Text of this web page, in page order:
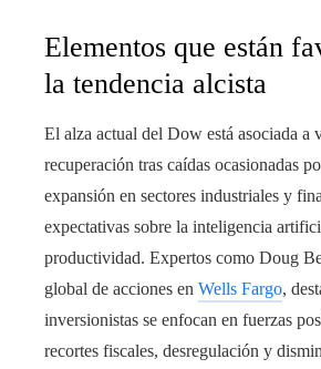
Elementos que están
la tendencia alcista
El alza actual del Dow está asociada a
recuperación tras caídas ocasionadas
expansión en sectores industriales y
expectativas sobre la inteligencia
productividad. Expertos como Doug
global de acciones en Wells Fargo,
inversionistas se enfocan en fuerzas
recortes fiscales, desregulación y